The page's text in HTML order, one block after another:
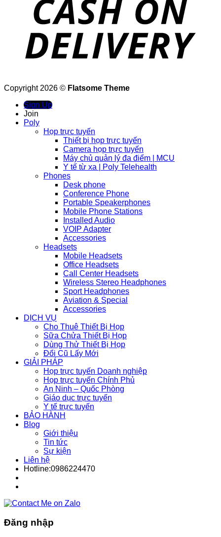
Copyright 2026 © Flatsome Theme
Sign Up
Join
Poly
Họp trực tuyến
Thiết bị họp trực tuyến
Camera họp trực tuyến
Máy chủ quản lý đa điểm | MCU
Y tế từ xa | Poly Telehealth
Phones
Desk phone
Conference Phone
Portable Speakerphones
Mobile Phone Stations
Installed Audio
VOIP Adapter
Accessories
Headsets
Mobile Headsets
Office Headsets
Call Center Headsets
Wireless Stereo Headphones
Sport Headphones
Aviation & Special
Accessories
DỊCH VỤ
Cho Thuê Thiết Bị Họp
Sữa Chửa Thiết Bị Họp
Dùng Thử Thiết Bị Họp
Đổi Cũ Lấy Mới
GIẢI PHÁP
Họp trực tuyến Doanh nghiệp
Họp trực tuyến Chính Phủ
An Ninh – Quốc Phòng
Giáo dục trực tuyến
Y tế trực tuyến
BẢO HÀNH
Blog
Giới thiệu
Tin tức
Sự kiện
Liên hệ
Hotline:0986224470
Đăng nhập